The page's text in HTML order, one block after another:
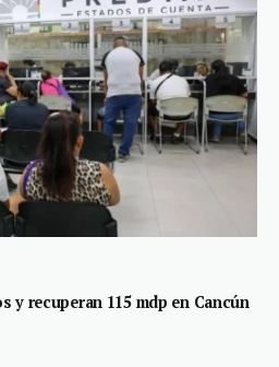
y recuperan 115 mdp en Cancún